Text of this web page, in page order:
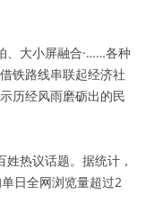
、大小屏融合·……各种
铁路线串联起经济社
历经风雨磨砺出的民
热议话题。据统计，
日全网浏览量超过2